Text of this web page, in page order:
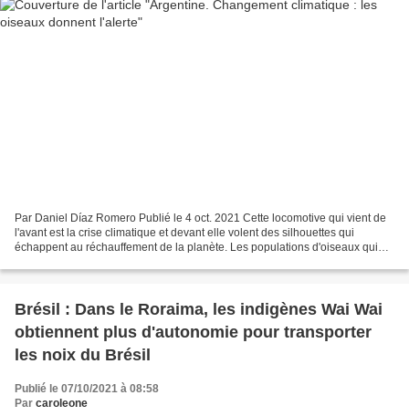
Par Daniel Díaz Romero Publié le 4 oct. 2021 Cette locomotive qui vient de
l'avant est la crise climatique et devant elle volent des silhouettes qui
échappent au réchauffement de la planète. Les populations d'oiseaux qui
Brésil : Dans le Roraima, les indigènes Wai Wai
obtiennent plus d'autonomie pour transporter
les noix du Brésil
Publié le 07/10/2021 à 08:58
Par caroleone